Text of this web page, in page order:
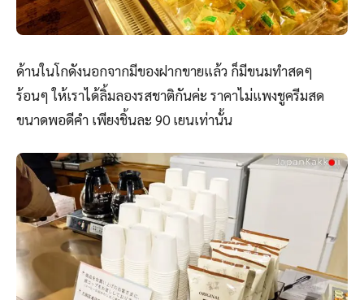
ด้านในโกดังนอกจากมีของฝากขายแล้ว ก็มีขนมทำสดๆ
ร้อนๆ ให้เราได้ลิ้มลองรสชาติกันค่ะ ราคาไม่แพงชูครีมสด
ขนาดพอดีคำ เพียงชิ้นละ 90 เยนเท่านั้น